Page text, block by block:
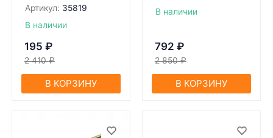
Артикул: 35819
В наличии
195 ₽
2 410 ₽
В КОРЗИНУ
В наличии
792 ₽
2 850 ₽
В КОРЗИНУ